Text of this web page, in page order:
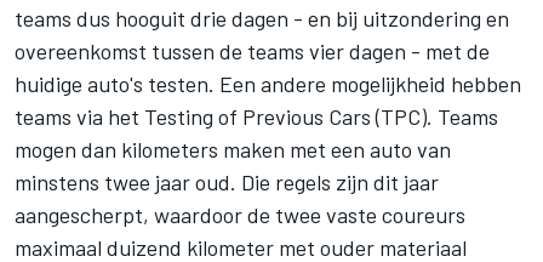
teams dus hooguit drie dagen - en bij uitzondering en
overeenkomst tussen de teams vier dagen - met de
huidige auto's testen. Een andere mogelijkheid hebben
teams via het Testing of Previous Cars (TPC). Teams
mogen dan kilometers maken met een auto van
minstens twee jaar oud. Die regels zijn dit jaar
aangescherpt, waardoor de twee vaste coureurs
maximaal duizend kilometer met ouder materiaal